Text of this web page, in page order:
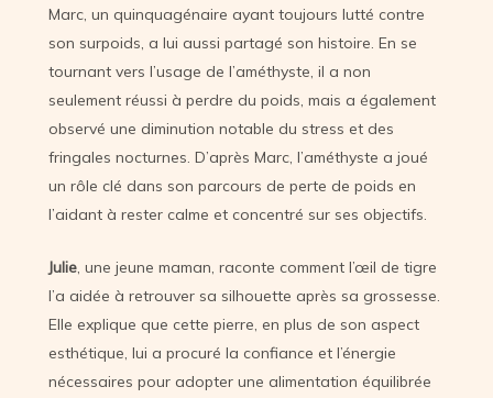
Marc, un quinquagénaire ayant toujours lutté contre
son surpoids, a lui aussi partagé son histoire. En se
tournant vers l’usage de l’améthyste, il a non
seulement réussi à perdre du poids, mais a également
observé une diminution notable du stress et des
fringales nocturnes. D’après Marc, l’améthyste a joué
un rôle clé dans son parcours de perte de poids en
l’aidant à rester calme et concentré sur ses objectifs.
Julie, une jeune maman, raconte comment l’œil de tigre
l’a aidée à retrouver sa silhouette après sa grossesse.
Elle explique que cette pierre, en plus de son aspect
esthétique, lui a procuré la confiance et l’énergie
nécessaires pour adopter une alimentation équilibrée